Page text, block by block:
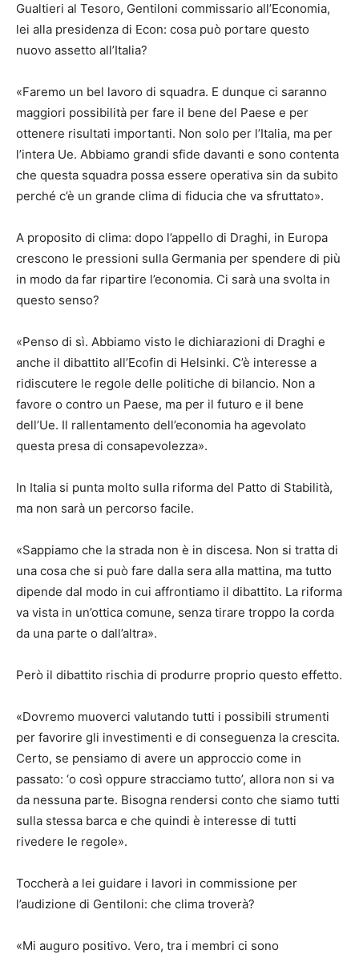
Gualtieri al Tesoro, Gentiloni commissario all’Economia,
lei alla presidenza di Econ: cosa può portare questo
nuovo assetto all’Italia?
«Faremo un bel lavoro di squadra. E dunque ci saranno
maggiori possibilità per fare il bene del Paese e per
ottenere risultati importanti. Non solo per l’Italia, ma per
l’intera Ue. Abbiamo grandi sfide davanti e sono contenta
che questa squadra possa essere operativa sin da subito
perché c’è un grande clima di fiducia che va sfruttato».
A proposito di clima: dopo l’appello di Draghi, in Europa
crescono le pressioni sulla Germania per spendere di più
in modo da far ripartire l’economia. Ci sarà una svolta in
questo senso?
«Penso di sì. Abbiamo visto le dichiarazioni di Draghi e
anche il dibattito all’Ecofin di Helsinki. C’è interesse a
ridiscutere le regole delle politiche di bilancio. Non a
favore o contro un Paese, ma per il futuro e il bene
dell’Ue. Il rallentamento dell’economia ha agevolato
questa presa di consapevolezza».
In Italia si punta molto sulla riforma del Patto di Stabilità,
ma non sarà un percorso facile.
«Sappiamo che la strada non è in discesa. Non si tratta di
una cosa che si può fare dalla sera alla mattina, ma tutto
dipende dal modo in cui affrontiamo il dibattito. La riforma
va vista in un’ottica comune, senza tirare troppo la corda
da una parte o dall’altra».
Però il dibattito rischia di produrre proprio questo effetto.
«Dovremo muoverci valutando tutti i possibili strumenti
per favorire gli investimenti e di conseguenza la crescita.
Certo, se pensiamo di avere un approccio come in
passato: ‘o così oppure stracciamo tutto’, allora non si va
da nessuna parte. Bisogna rendersi conto che siamo tutti
sulla stessa barca e che quindi è interesse di tutti
rivedere le regole».
Toccherà a lei guidare i lavori in commissione per
l’audizione di Gentiloni: che clima troverà?
«Mi auguro positivo. Vero, tra i membri ci sono